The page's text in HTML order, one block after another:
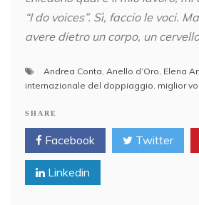
“I do voices”. Sì, faccio le voci.
avere dietro un corpo, un
Andrea Conta, Anello d’Oro, Elena
internazionale del doppiaggio, miglior
SHARE
Facebook Twitter
Linkedin